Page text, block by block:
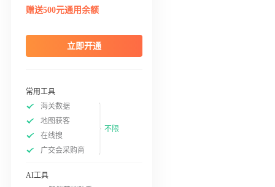
赠送500元通用余额
立即开通
常用工具
海关数据
地图获客
在线搜
广交会采购商
不限
AI工具